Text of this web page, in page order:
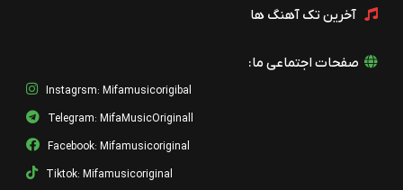
آخرین تک آهنگ ها
صفحات اجتماعی ما:
Instagrsm: Mifamusicorigibal
Telegram: MifaMusicOriginall
Facebook: Mifamusicoriginal
Tiktok: Mifamusicoriginal